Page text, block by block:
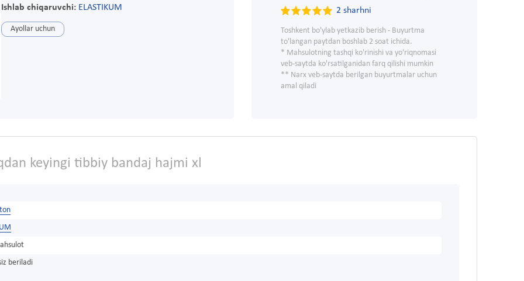
Ishlab chiqaruvchi: ELASTIKUM
Ayollar uchun
2 sharhni
Toshkent bo'ylab yetkazib berish - Buyurtma
to'langan paytdan boshlab 2 soat ichida.
* Mahsulotning tashqi ko'rinishi va yo'riqnomasi
veb-saytda ko'rsatilganidan farq qilishi mumkin
** Narx veb-saytda berilgan buyurtmalar uchun
amal qiladi
keyingi tibbiy bandaj hajmi xl
beriladi